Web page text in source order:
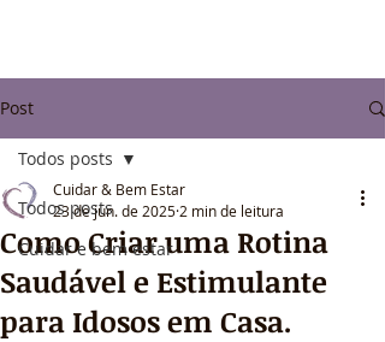
Post
Todos posts
Cuidar e bem estar
Todos posts
Como Criar uma Rotina
Saudável e Estimulante
para Idosos em Casa.
Cuidar & Bem Estar
23 de jun. de 2025 2 min de leitura